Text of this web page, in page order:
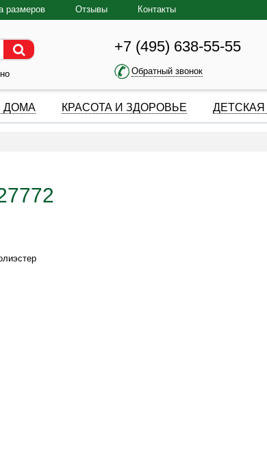
размеров Отзывы Контакты
+7 (495) 638-55-55
Обратный звонок
ДОМА КРАСОТА И ЗДОРОВЬЕ